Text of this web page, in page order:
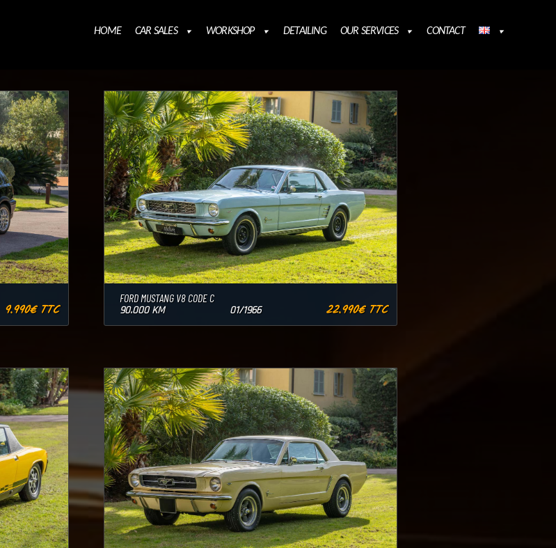
HOME CAR SALES WORKSHOP DETAILING OUR SERVICES CONTACT
9.990€ TTC
FORD MUSTANG V8 CODE C
22.990€ TTC
90.000 KM 01/1966